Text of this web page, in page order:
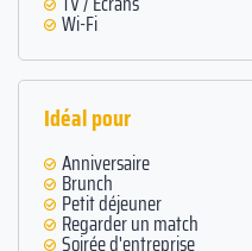
Wi-Fi
Idéal pour
Anniversaire
Brunch
Petit déjeuner
Regarder un match
Soirée d'entreprise